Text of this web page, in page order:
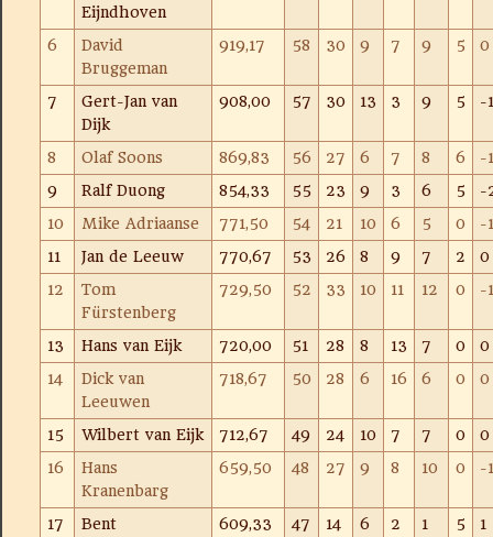
Eijndhoven
6
David
Bruggeman
919,17 58 30 9 7 9 5 0
7
Gert-Jan van
Dijk
908,00 57 30 13 3 9 5 -1
8 Olaf Soons 869,83 56 27 6 7 8 6
-1
9
Ralf Duong 854,33 55 23 9 3 6 5
-
10
Mike Adriaanse 771,50 54 21 10 6 5 0
-1
11
Jan de Leeuw 770,67 53 26 8 9 7 2
0
12
Tom
Fürstenberg
729,50 52 33 10 11 12 0 -1
13 Hans van Eijk 720,00 51 28 8 13 7 0
0
14
Dick van
Leeuwen
718,67 50 28 6 16 6 0 0
15 Wilbert van Eijk 712,67 49 24 10 7 7 0
0
16
Hans
Kranenbarg
659,50 48 27 9 8 10 0 -1
17
Bent
609,33 47 14 6 2 1 5 1